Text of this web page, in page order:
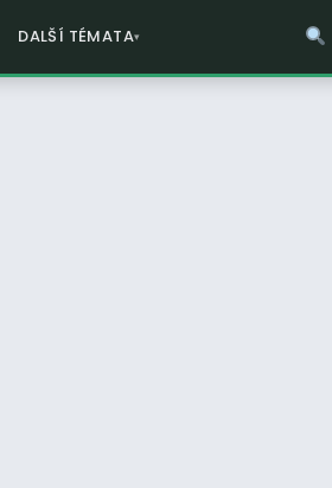
DALŠÍ TÉMATA